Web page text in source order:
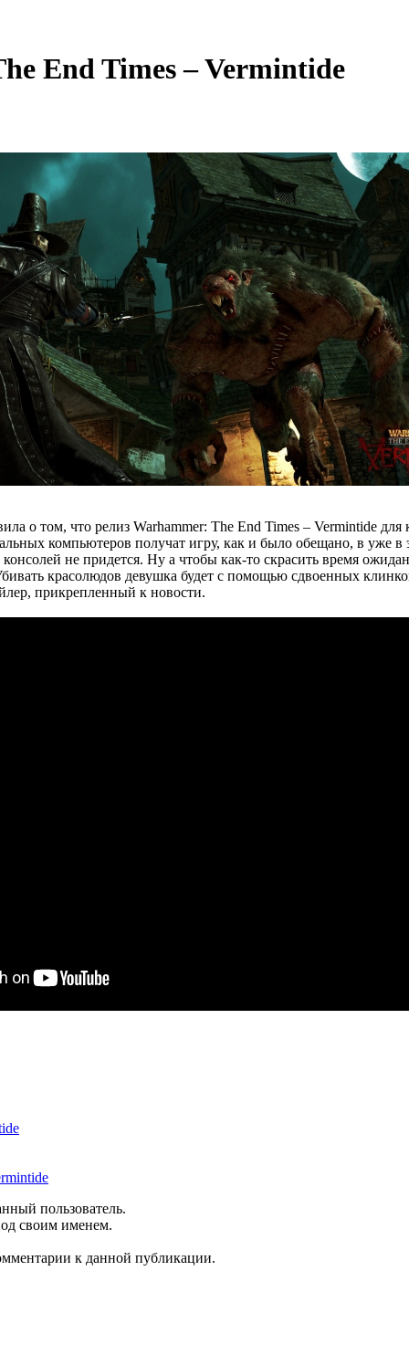
End Times – Vermintide
о том, что релиз Warhammer: The End Times – Vermintide
компьютеров получат игру, как и было обещано, в уже
не придется. Ну а чтобы как-то скрасить время
красолюдов девушка будет с помощью сдвоенных
прикрепленный к новости.
пользователь.
своим именем.
к данной публикации.